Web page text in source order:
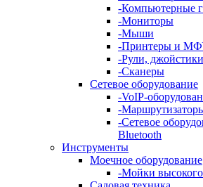
-Компьютерные
-Мониторы
-Мыши
-Принтеры и
-Рули,
-Сканеры
Сетевое оборудование
-VoIP-
-
-Сетевое
Bluetooth
Инструменты
Моечное оборудование
-Мойки